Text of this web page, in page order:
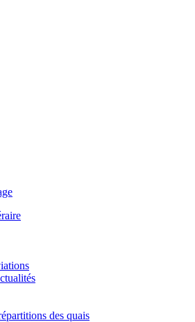
des quais